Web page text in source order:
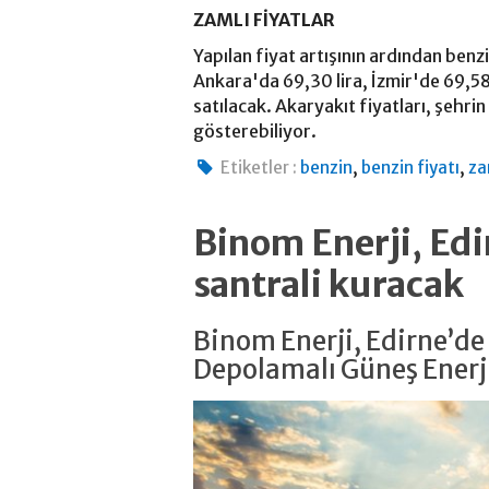
ZAMLI FİYATLAR
Yapılan fiyat artışının ardından
Ankara'da 69,30 lira, İzmir'de
satılacak. Akaryakıt fiyatları, şehrin
gösterebiliyor.
Etiketler : benzin, benzin fiyatı,
Binom Enerji,
santrali kuracak
Binom Enerji,
Depolamalı Güneş